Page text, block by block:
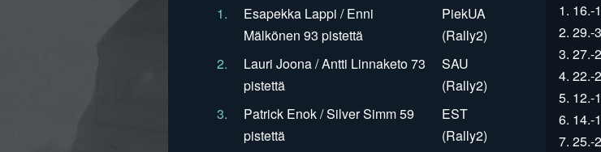
1.
Esapekka Lappi / Enni
Mälkönen 93 pistettä
PiekUA
(Rally2)
2.
Lauri Joona / Antti Linnaketo 73
pistettä
SAU
(Rally2)
3.
Patrick Enok / Silver Simm 59
pistettä
EST
(Rally2)
1. 16.-
2. 29.-
3. 27.-
4. 22.-
5. 12.-
6. 14.-
7. 25.-